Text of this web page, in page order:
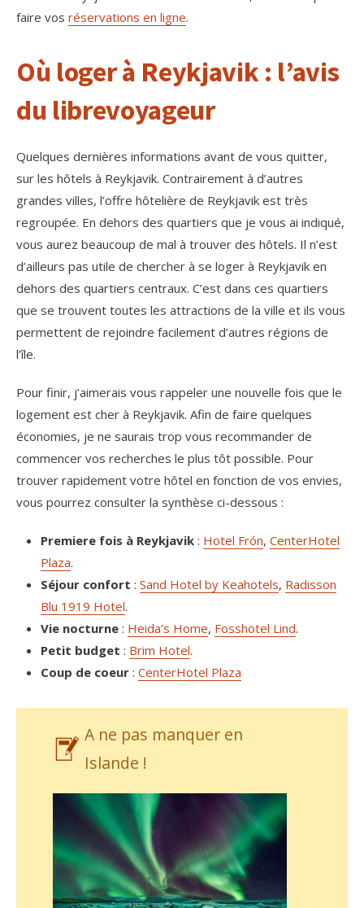
faire vos réservations en ligne.
Où loger à Reykjavik : l’avis
du librevoyageur
Quelques dernières informations avant de vous quitter,
sur les hôtels à Reykjavik. Contrairement à d’autres
grandes villes, l’offre hôtelière de Reykjavik est très
regroupée. En dehors des quartiers que je vous ai indiqué,
vous aurez beaucoup de mal à trouver des hôtels. Il n’est
d’ailleurs pas utile de chercher à se loger à Reykjavik en
dehors des quartiers centraux. C’est dans ces quartiers
que se trouvent toutes les attractions de la ville et ils vous
permettent de rejoindre facilement d’autres régions de
l’île.
Pour finir, j’aimerais vous rappeler une nouvelle fois que le
logement est cher à Reykjavik. Afin de faire quelques
économies, je ne saurais trop vous recommander de
commencer vos recherches le plus tôt possible. Pour
trouver rapidement votre hôtel en fonction de vos envies,
vous pourrez consulter la synthèse ci-dessous :
Premiere fois à Reykjavik : Hotel Frón, CenterHotel
Plaza.
Séjour confort : Sand Hotel by Keahotels, Radisson
Blu 1919 Hotel.
Vie nocturne : Heida’s Home, Fosshotel Lind.
Petit budget : Brim Hotel.
Coup de coeur : CenterHotel Plaza
A ne pas manquer en
Islande !